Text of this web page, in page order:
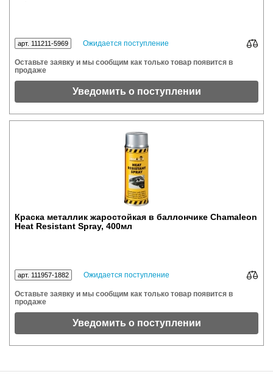
арт. 111211-5969 Ожидается поступление
Оставьте заявку и мы сообщим как только товар появится в
продаже
Уведомить о поступлении
Краска металлик жаростойкая в баллончике Chamaleon
Heat Resistant Spray, 400мл
арт. 111957-1882 Ожидается поступление
Оставьте заявку и мы сообщим как только товар появится в
продаже
Уведомить о поступлении